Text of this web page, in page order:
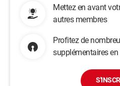
Mettez en avant
autres membres
Profitez de
supplémentaires